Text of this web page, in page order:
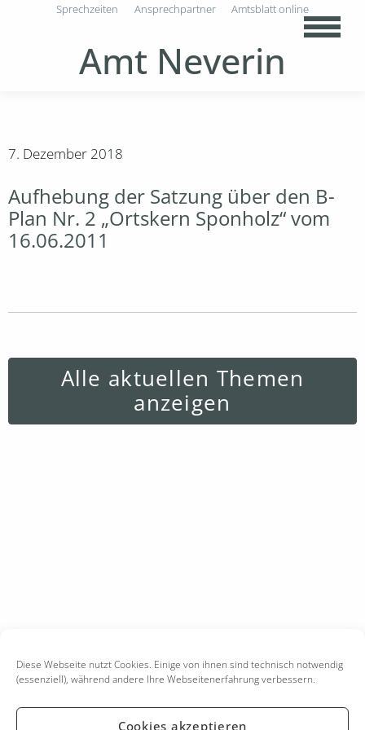
Diese Webseite nutzt Cookies. Einige von ihnen sind technisch notwendig
(essenziell), während andere Ihre Webseitenerfahrung verbessern.
Cookies akzeptieren
Amt Neverin
Sprechzeiten Ansprechpartner Amtsblatt online
7. Dezember 2018
Aufhebung der Satzung über den B-
Plan Nr. 2 „Ortskern Sponholz“ vom
16.06.2011
Alle aktuellen Themen
anzeigen